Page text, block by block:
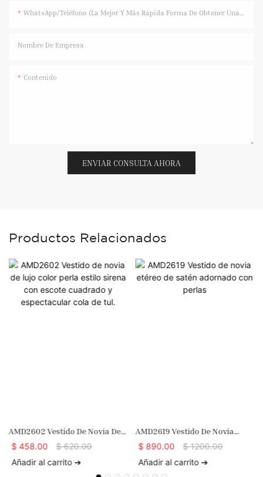
WhatsApp/Teléfono (La Mejor Y Más Rápida Forma De Obtener Una Respuesta)
Nombre De Empresa
Contenido
ENVIAR CONSULTA AHORA
Productos Relacionados
AMD2602 Vestido De Novia De
Lujo Color Perla Estilo Sirena
Espectacular Cola De Tul.
$ 458.00 $620.00
Añadir al carrito ➔
AMD2619 Vestido De Novia
Etéreo De Satén Adornado Con
$ 890.00 $1200.00
Añadir al carrito ➔